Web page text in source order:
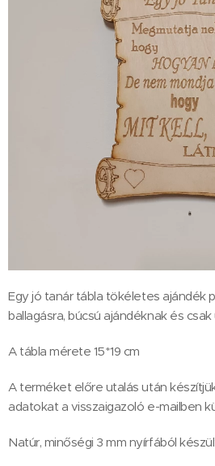
Egy jó tanár tábla tökéletes ajándék
ballagásra, búcsú ajándéknak és csak
A tábla mérete 15*19 cm
A terméket előre utalás után
adatokat a visszaigazoló e-mailben
Natúr, minőségi 3 mm nyírfából